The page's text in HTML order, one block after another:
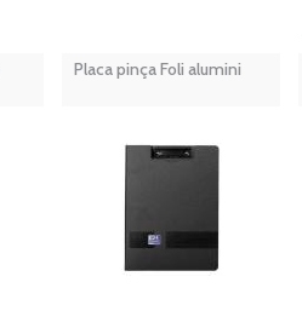
Placa pinça Foli alumini